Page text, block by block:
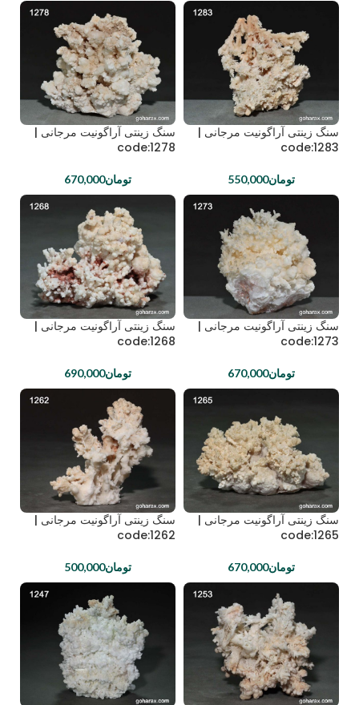
سنگ زینتی آراگونیت مرجانی |
code:1283
تومان550,000
سنگ زینتی آراگونیت مرجانی |
code:1278
تومان670,000
سنگ زینتی آراگونیت مرجانی |
code:1273
تومان670,000
سنگ زینتی آراگونیت مرجانی |
code:1268
تومان690,000
سنگ زینتی آراگونیت مرجانی |
code:1265
تومان670,000
سنگ زینتی آراگونیت مرجانی |
code:1262
تومان500,000